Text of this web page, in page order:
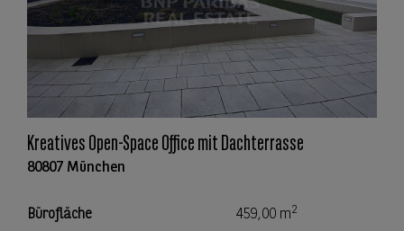
Kreatives Open-Space Office mit Dachterrasse
80807 München
Bürofläche 459,00 m2